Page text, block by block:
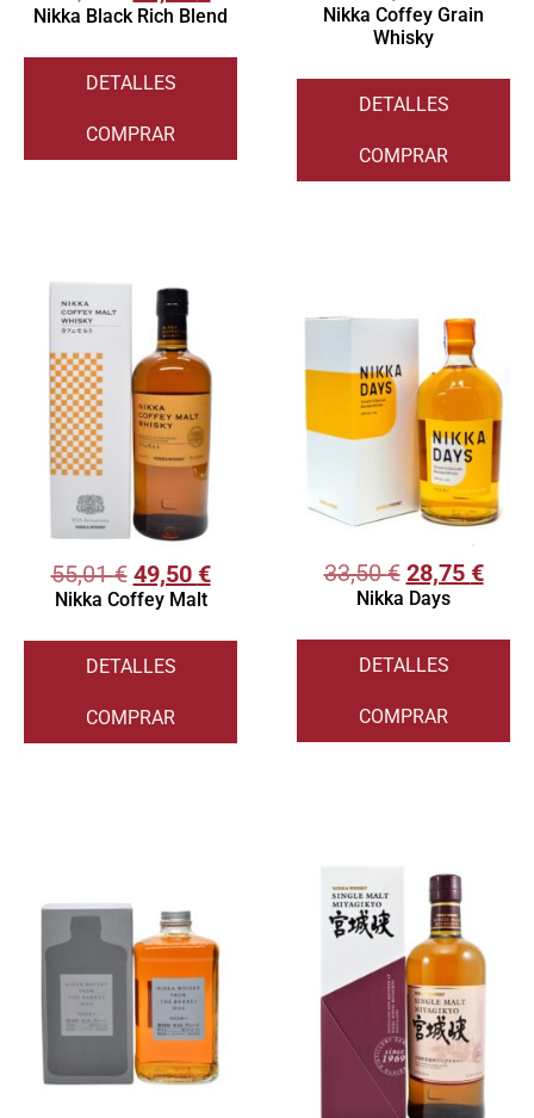
Nikka Black Rich Blend
DETALLES
COMPRAR
Nikka Coffey Grain
Whisky
DETALLES
COMPRAR
55,01€ 49,50 €
Nikka Coffey Malt
DETALLES
COMPRAR
33,50€ 28,75 €
Nikka Days
DETALLES
COMPRAR